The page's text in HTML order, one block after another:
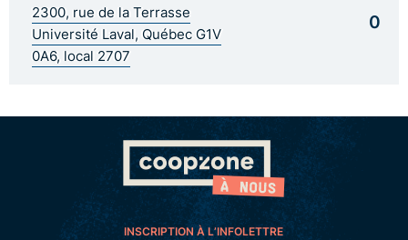
2300, rue de la Terrasse
Université Laval, Québec G1V
0A6, local 2707
0
INSCRIPTION À L’INFOLETTRE